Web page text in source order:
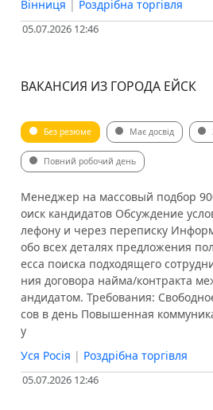
Вінниця | Роздрібна торгівля
05.07.2026 12:46
ВАКАНСИЯ ИЗ ГОРОДА ЕЙСК
Без резюме Має досвід
Повний робочий день
Менеджер на массовый подбор
оиск кандидатов Обсуждение
лефону и через переписку
обо всех деталях предложения
есса поиска подходящего
ния договора найма/контракта
андидатом. Требования:
сов в день Повышенная
у
Уся Росія | Роздрібна торгівля
05.07.2026 12:46